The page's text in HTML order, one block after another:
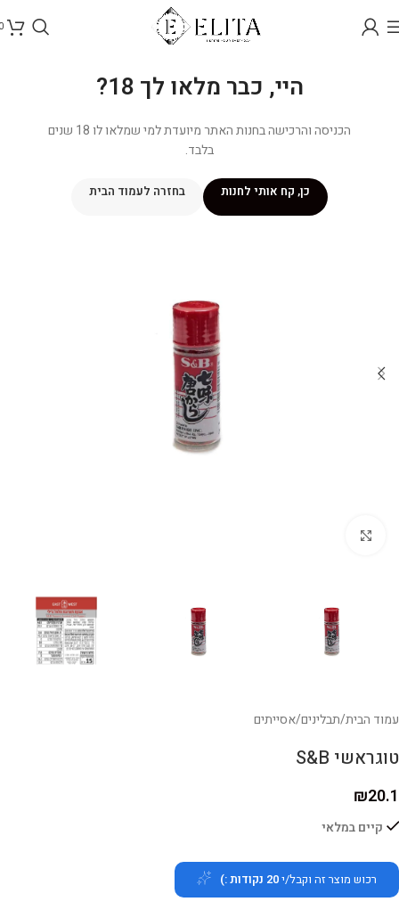
היי, כבר מלאו לך 18?
הכניסה והרכישה בחנות האתר מיועדת למי שמלאו לו 18 שנים
בלבד.
כן, קח אותי לחנות בחזרה לעמוד הבית
עמוד הבית/תבלינים/אסייתים
טוגראשי S&B
₪20.1
קיים במלאי
רכוש מוצר זה וקבל/י20 נקודות :)